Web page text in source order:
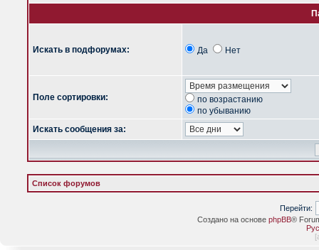
Искать в подфорумах: Да Нет
Поле сортировки:
по возрастанию
по убыванию
Искать сообщения за:
Список форумов
Перейти:
Создано на основе phpBB®
[